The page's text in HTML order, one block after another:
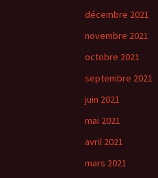
décembre 2021
novembre 2021
octobre 2021
septembre 2021
juin 2021
mai 2021
avril 2021
mars 2021